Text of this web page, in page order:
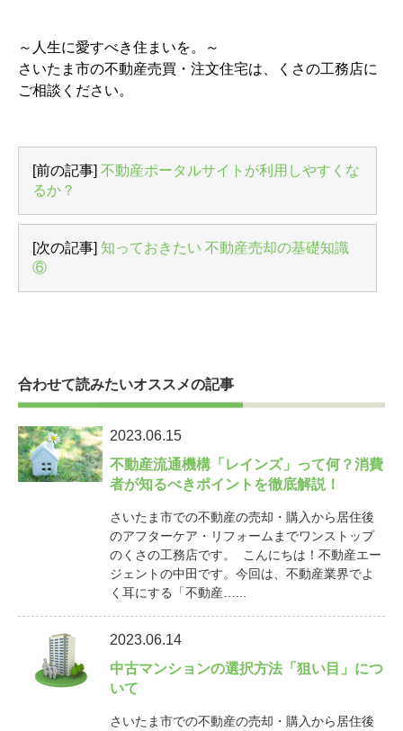
～人生に愛すべき住まいを。～
さいたま市の不動産売買・注文住宅は、くさの工務店に
ご相談ください。
[前の記事] 不動産ポータルサイトが利用しやすくな
るか？
[次の記事] 知っておきたい 不動産売却の基礎知識
⑥
合わせて読みたいオススメの記事
2023.06.15
不動産流通機構「レインズ」って何？消費
者が知るべきポイントを徹底解説！
さいたま市での不動産の売却・購入から居住後
のアフターケア・リフォームまでワンストップ
のくさの工務店です。 こんにちは！不動産エー
ジェントの中田です。今回は、不動産業界でよ
く耳にする「不動産…...
2023.06.14
中古マンションの選択方法「狙い目」につ
いて
さいたま市での不動産の売却・購入から居住後